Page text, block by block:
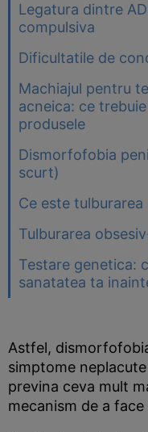
Legatura dintre
compulsiva
Dificultatile de
Machiajul pentru
acneica: ce
produsele
Dismorfofobia
scurt)
Ce este
Tulburarea
Testare genetica:
sanatatea ta
Astfel,
simptome
previna ceva mult
mecanism de a